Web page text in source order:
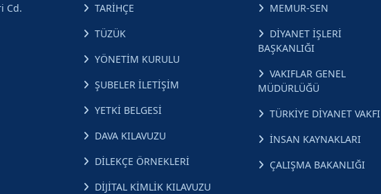
Cd.
TARİHÇE
TÜZÜK
YÖNETİM KURULU
ŞUBELER İLETİŞİM
YETKİ BELGESİ
DAVA KILAVUZU
DİLEKÇE ÖRNEKLERİ
DİJİTAL KİMLİK KILAVUZU
MEMUR-SEN
DİYANET İŞLERİ
BAŞKANLIĞI
VAKIFLAR GENEL
MÜDÜRLÜĞÜ
TÜRKİYE DİYANET VAKFI
İNSAN KAYNAKLARI
ÇALIŞMA BAKANLIĞI